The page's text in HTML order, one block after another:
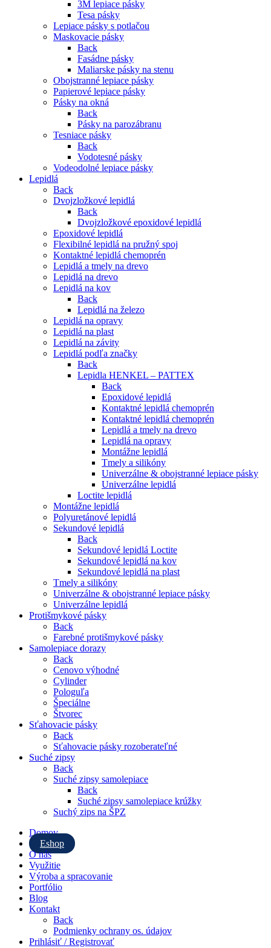
3M lepiace pásky
Tesa pásky
Lepiace pásky s potlačou
Maskovacie pásky
Back
Fasádne pásky
Maliarske pásky na stenu
Obojstranné lepiace pásky
Papierové lepiace pásky
Pásky na okná
Back
Pásky na parozábranu
Tesniace pásky
Back
Vodotesné pásky
Vodeodolné lepiace pásky
Lepidlá
Back
Dvojzložkové lepidlá
Back
Dvojzložkové epoxidové lepidlá
Epoxidové lepidlá
Flexibilné lepidlá na pružný spoj
Kontaktné lepidlá chemoprén
Lepidlá a tmely na drevo
Lepidlá na drevo
Lepidlá na kov
Back
Lepidlá na železo
Lepidlá na opravy
Lepidlá na plast
Lepidlá na závity
Lepidlá podľa značky
Back
Lepidla HENKEL – PATTEX
Back
Epoxidové lepidlá
Kontaktné lepidlá chemoprén
Kontaktné lepidlá chemoprén
Lepidlá a tmely na drevo
Lepidlá na opravy
Montážne lepidlá
Tmely a silikóny
Univerzálne & obojstranné lepiace pásky
Univerzálne lepidlá
Loctite lepidlá
Montážne lepidlá
Polyuretánové lepidlá
Sekundové lepidlá
Back
Sekundové lepidlá Loctite
Sekundové lepidlá na kov
Sekundové lepidlá na plast
Tmely a silikóny
Univerzálne & obojstranné lepiace pásky
Univerzálne lepidlá
Protišmykové pásky
Back
Farebné protišmykové pásky
Samolepiace dorazy
Back
Cenovo výhodné
Cylinder
Pologuľa
Špeciálne
Štvorec
Sťahovacie pásky
Back
Sťahovacie pásky rozoberateľné
Suché zipsy
Back
Suché zipsy samolepiace
Back
Suché zipsy samolepiace krúžky
Suchý zips na ŠPZ
Domov
Eshop
O nás
Využitie
Výroba a spracovanie
Portfólio
Blog
Kontakt
Back
Podmienky ochrany os. údajov
Prihlásiť / Registrovať